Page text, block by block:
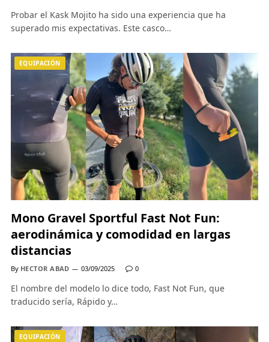
Probar el Kask Mojito ha sido una experiencia que ha
superado mis expectativas. Este casco…
EQUIPACIÓN
Mono Gravel Sportful Fast Not Fun:
aerodinámica y comodidad en largas
distancias
By HECTOR ABAD 03/09/2025 0
El nombre del modelo lo dice todo, Fast Not Fun, que
traducido sería, Rápido y…
EQUIPACIÓN